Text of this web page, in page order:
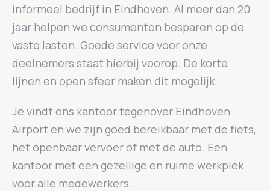
informeel bedrijf in Eindhoven. Al meer dan 20
jaar helpen we consumenten besparen op de
vaste lasten. Goede service voor onze
deelnemers staat hierbij voorop. De korte
lijnen en open sfeer maken dit mogelijk.
Je vindt ons kantoor tegenover Eindhoven
Airport en we zijn goed bereikbaar met de fiets,
het openbaar vervoer of met de auto. Een
kantoor met een gezellige en ruime werkplek
voor alle medewerkers.